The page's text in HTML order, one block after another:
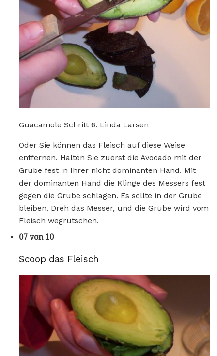
Guacamole Schritt 6. Linda Larsen
Oder Sie können das Fleisch auf diese Weise
entfernen. Halten Sie zuerst die Avocado mit der
Grube fest in Ihrer nicht dominanten Hand. Mit
der dominanten Hand die Klinge des Messers fest
gegen die Grube schlagen. Es sollte in der Grube
bleiben. Dreh das Messer, und die Grube wird vom
Fleisch wegrutschen.
07 von 10
Scoop das Fleisch